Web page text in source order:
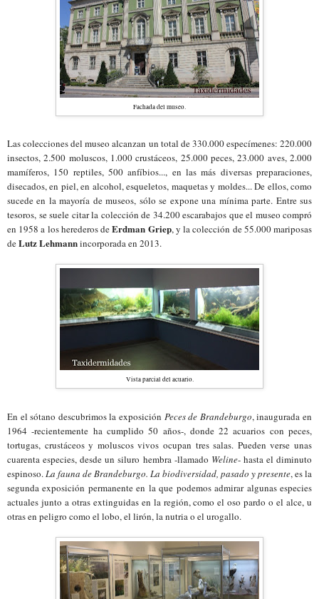
Fachada del museo.
Las colecciones del museo alcanzan un total de 330.000 especímenes: 220.000
insectos, 2.500 moluscos, 1.000 crustáceos, 25.000 peces, 23.000 aves, 2.000
mamíferos, 150 reptiles, 500 anfíbios..., en las más diversas preparaciones,
disecados, en piel, en alcohol, esqueletos, maquetas y moldes... De ellos, como
sucede en la mayoría de museos, sólo se expone una mínima parte. Entre sus
tesoros, se suele citar la colección de 34.200 escarabajos que el museo compró
en 1958 a los herederos deErdman Griep, y la colección de 55.000 mariposas
deLutz Lehmannincorporada en 2013.
Vista parcial del acuario.
En el sótano descubrimos la exposición Peces de Brandeburgo, inaugurada en
1964 -recientemente ha cumplido 50 años-, donde 22 acuarios con peces,
tortugas, crustáceos y moluscos vivos ocupan tres salas. Pueden verse unas
cuarenta especies, desde un siluro hembra -llamado Weline- hasta el diminuto
espinoso.La fauna de Brandeburgo. La biodiversidad, pasado y presente, es la
segunda exposición permanente en la que podemos admirar algunas especies
actuales junto a otras extinguidas en la región, como el oso pardo o el alce, u
otras en peligro como el lobo, el lirón, la nutria o el urogallo.